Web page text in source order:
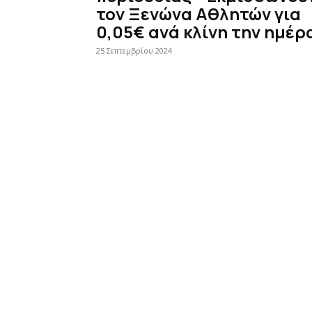
τον Ξενώνα Αθλητών για
0,05€ ανά κλίνη την
25 Σεπτεμβρίου 2024